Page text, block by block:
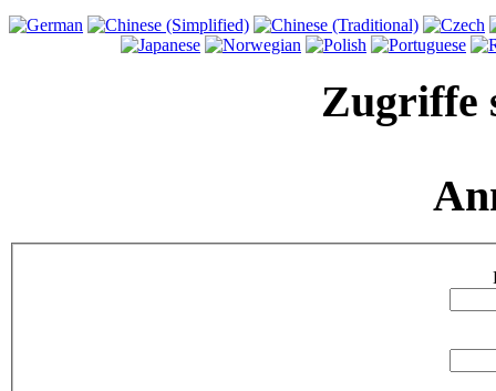
Zugriffe